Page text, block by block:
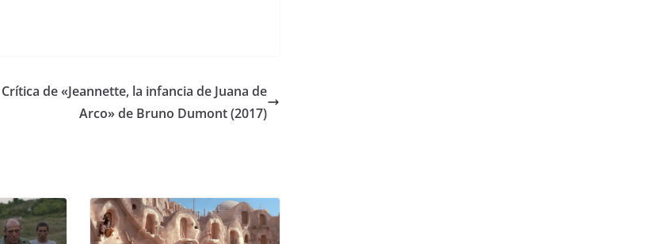
Crítica de «Jeannette, la infancia de Juana de
Arco» de Bruno Dumont (2017)